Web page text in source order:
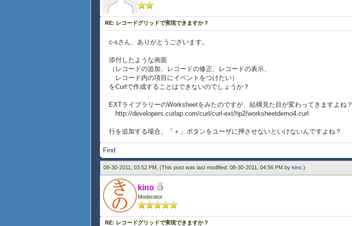
RE: レコードグリッドで実現できますか？
c-sさん、ありがとうございます。
添付したような画面
（レコードの追加、レコードの修正、レコードの表示、
レコード内の項目にイベントをつけたい）
をCurlで作成することはできないのでしょうか？
EXTライブラリーのWorksheetをみたのですが、結構見た目が変わってきますよね？
http://developers.curlap.com/curl/curl-ext/hp2/worksheetdemo4.curl
行を追加する場合、「＋」ボタンをユーザに押させないといけないんですよね？
Find
08-30-2011, 03:52 PM, (This post was last modified: 08-30-2011, 04:56 PM by kino .)
kino
Moderator
RE: レコードグリッドで実現できますか？